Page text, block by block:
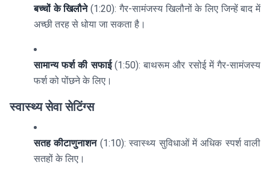
बच्चों के खिलौने(1:20): गैर-सामंजस्य खिलौनों के लिए जिन्हें बाद में
अच्छी तरह से धोया जा सकता है।
सामान्य फर्श की सफाई(1:50): बाथरूम और रसोई में गैर-सामंजस्य
फर्श को पोंछने के लिए।
स्वास्थ्य सेवा सेटिंग्स
सतह कीटाणुनाशन(1:10): स्वास्थ्य सुविधाओं में अधिक स्पर्श वाली
सतहों के लिए।